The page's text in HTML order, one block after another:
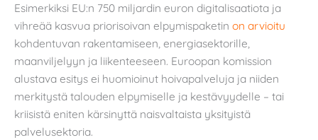
Esimerkiksi EU:n 750 miljardin euron digitalisaatiota ja
vihreää kasvua priorisoivan elpymispaketin on arvioitu
kohdentuvan rakentamiseen, energiasektorille,
maanviljelyyn ja liikenteeseen. Euroopan komission
alustava esitys ei huomioinut hoivapalveluja ja niiden
merkitystä talouden elpymiselle ja kestävyydelle – tai
kriisistä eniten kärsinyttä naisvaltaista yksityistä
palvelusektoria.